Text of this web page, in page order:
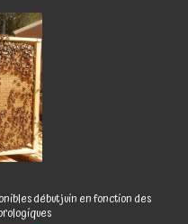
début juin en fonction des